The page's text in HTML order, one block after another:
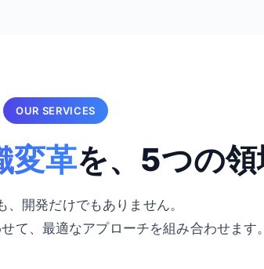
OUR SERVICES
変革を、5つの
、開発だけでもありません。
て、最適なアプローチを組み合わせます。